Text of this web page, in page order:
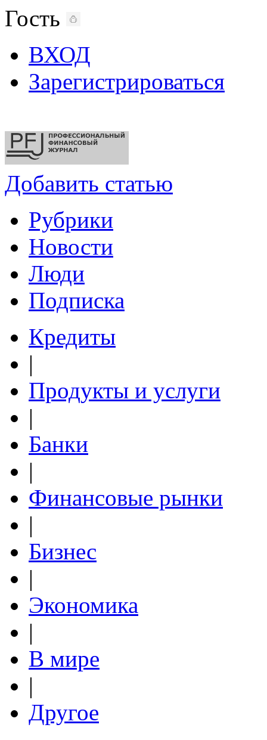
Гость
ВХОД
Зарегистрироваться
Добавить статью
Рубрики
Новости
Люди
Подписка
Кредиты
|
Продукты и услуги
|
Банки
|
Финансовые рынки
|
Бизнес
|
Экономика
|
В мире
|
Другое